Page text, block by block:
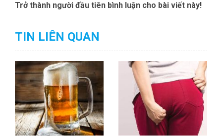
Trở thành người đầu tiên bình luận cho bài viết này!
TIN LIÊN QUAN